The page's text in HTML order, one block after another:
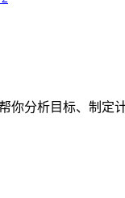
你分析目标、制定